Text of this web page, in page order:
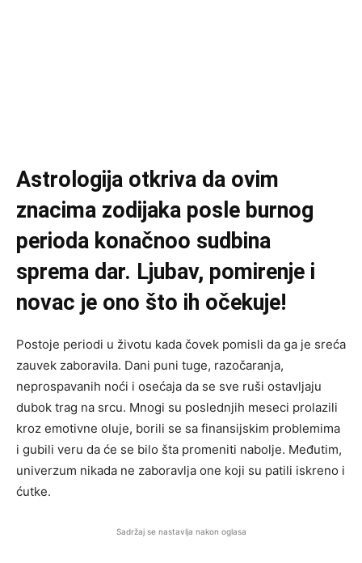
Astrologija otkriva da ovim
znacima zodijaka posle burnog
perioda konačnoo sudbina
sprema dar. Ljubav, pomirenje i
novac je ono što ih očekuje!
Postoje periodi u životu kada čovek pomisli da ga je sreća
zauvek zaboravila. Dani puni tuge, razočaranja,
neprospavanih noći i osećaja da se sve ruši ostavljaju
dubok trag na srcu. Mnogi su poslednjih meseci prolazili
kroz emotivne oluje, borili se sa finansijskim problemima
i gubili veru da će se bilo šta promeniti nabolje. Međutim,
univerzum nikada ne zaboravlja one koji su patili iskreno i
ćutke.
Sadržaj se nastavlja nakon oglasa